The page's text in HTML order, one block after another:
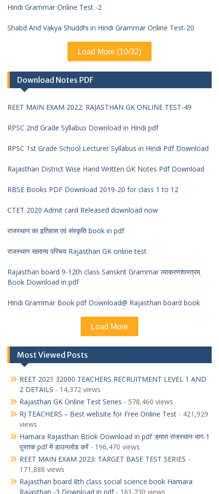
Hindi Grammar Online Test -2
Shabd And Vakya Shuddhi in Hindi Grammar Online Test-20
Load More (10/32)
Download Notes PDF
REET MAIN EXAM 2022: RAJASTHAN GK ONLINE TEST-49
RPSC 2nd Grade Syllabus Download in Hindi pdf
RPSC 1st Grade School Lecturer Syllabus in Hindi Pdf Download
Rajasthan District Wise Hand Written GK Notes Pdf Download
RBSE Books PDF Download 2019-20 for class 1 to 12
CTET 2020 Admit card Released download now
राजस्थान का इतिहास एवं संस्कृति book in pdf
राजस्थान सामान्य परिचय Rajasthan GK online test
Rajasthan board 9-12th class Sanskrit Grammar व्याकरणशास्त्रम्
Book Download in pdf
Hindi Grammar Book pdf Download@ Rajasthan board book
Load More
Most Viewed Posts
REET 2021 32000 TEACHERS RECRUITMENT LEVEL 1 AND
2 DETAILS - 14,372 views
Rajasthan GK Online Test Series - 578,460 views
RJ TEACHERS – Best website for Free Online Test - 421,929
views
Hamara Rajasthan Book Download in pdf :हमारा राजस्थान भाग-1
पुस्तक pdf में डाउनलोड करें- 196,470 views
REET MAIN EXAM 2023: TARGET BASE TEST SERIES -
171,888 views
Rajasthan board 8th class social science book Hamara
Rajasthan -3 Download in pdf- 161,730 views